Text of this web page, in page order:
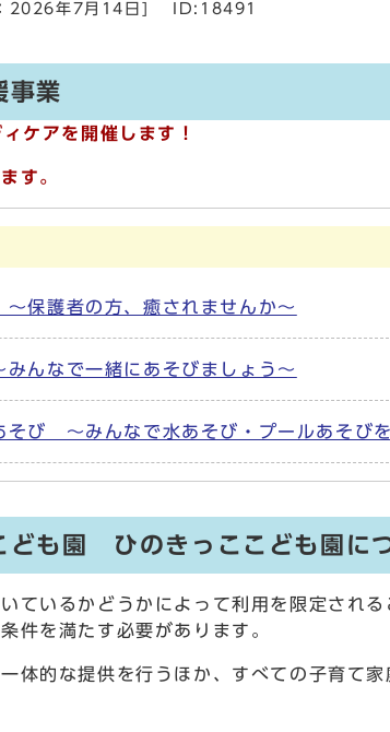
2026年7月14日 ID:18491
事業
ケアを開催します！
す。
保護者の方、癒されませんか～
んなで一緒にあそびましょう～
び ～みんなで水あそび・プールあそび
ども園 ひのきっここども園に
ているかどうかによって利用を限定され
件を満たす必要があります。
体的な提供を行うほか、すべての子育て